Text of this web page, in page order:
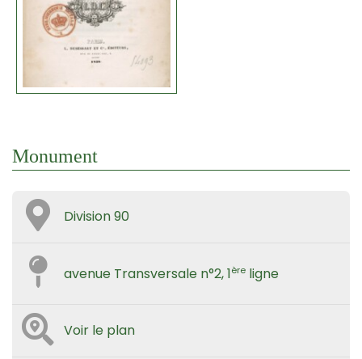
Monument
Division 90
avenue Transversale n°2, 1ère ligne
Voir le plan